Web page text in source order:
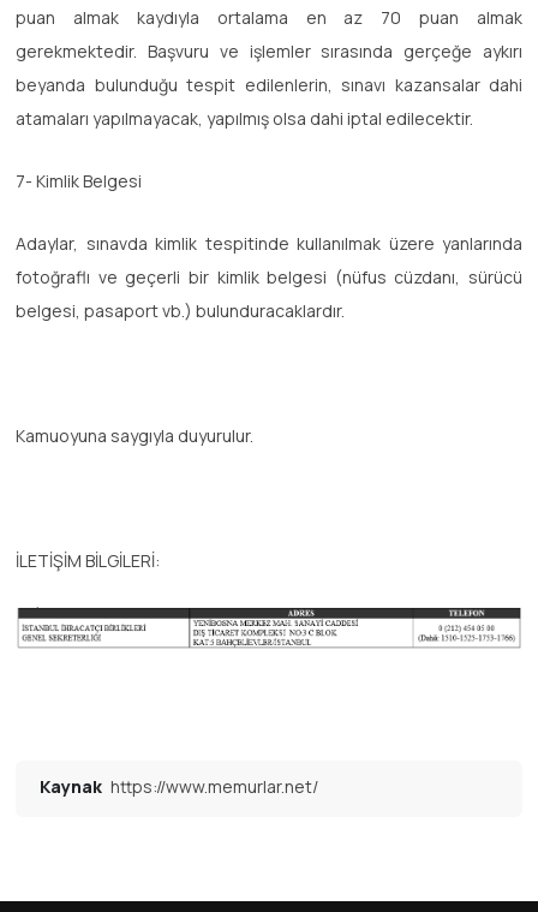
puan almak kaydıyla ortalama en az 70 puan almak
gerekmektedir. Başvuru ve işlemler sırasında gerçeğe aykırı
beyanda bulunduğu tespit edilenlerin, sınavı kazansalar dahi
atamaları yapılmayacak, yapılmış olsa dahi iptal edilecektir.
7- Kimlik Belgesi
Adaylar, sınavda kimlik tespitinde kullanılmak üzere yanlarında
fotoğraflı ve geçerli bir kimlik belgesi (nüfus cüzdanı, sürücü
belgesi, pasaport vb.) bulunduracaklardır.
Kamuoyuna saygıyla duyurulur.
İLETİŞİM BİLGİLERİ:
Kaynak https://www.memurlar.net/